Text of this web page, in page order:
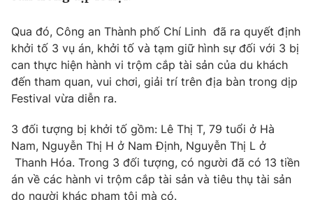
Câu chuyện quốc tế
Tài chính
Thị trường
Góc doanh nghiệp
Dữ liệu và đời sống
Truyền hình
Hậu trường
Nhân vật
Giải trí
Điện ảnh
Âm nhạc
Đời sống
Du lịch
Qua đó, Công an Thành phố Chí Linh đã ra quyết định
khởi tố 3 vụ án, khởi tố và tạm giữ hình sự đối với 3 bị
can thực hiện hành vi trộm cắp tài sản của du khách
đến tham quan, vui chơi, giải trí trên địa bàn trong dịp
Festival vừa diễn ra.
3 đối tượng bị khởi tố gồm: Lê Thị T, 79 tuổi ở Hà
Nam, Nguyễn Thị H ở Nam Định, Nguyễn Thị L ở
Thanh Hóa. Trong 3 đối tượng, có người đã có 13 tiền
án về các hành vi trộm cắp tài sản và tiêu thụ tài sản
do người khác phạm tội mà có.